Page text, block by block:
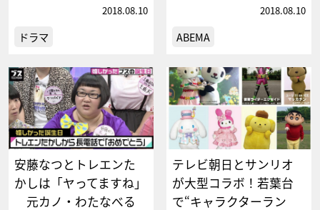
2018.08.10
ドラマ
2018.08.10
ABEMA
安藤なつとトレエンた
かしは「ヤってますね」
元カノ・わたなべる
テレビ朝日とサンリオ
が大型コラボ！若葉台
で“キャラクターラン